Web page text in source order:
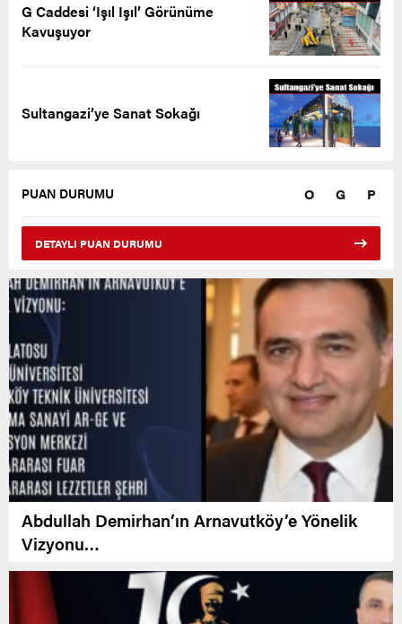
G Caddesi ‘Işıl Işıl’ Görünüme
Kavuşuyor
Sultangazi’ye Sanat Sokağı
PUAN DURUMU O G P
DETAYLI PUAN DURUMU
Abdullah Demirhan’ın Arnavutköy’e Yönelik
Vizyonu…